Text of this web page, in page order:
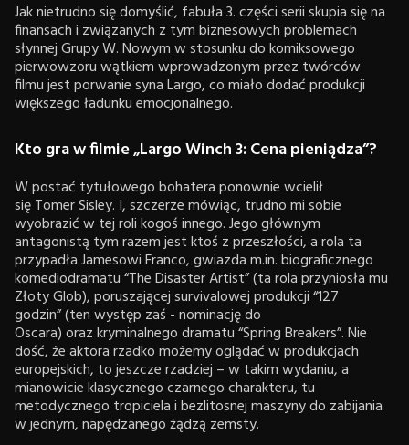
Jak nietrudno się domyślić, fabuła 3. części serii skupia się na
finansach i związanych z tym biznesowych problemach
słynnej Grupy W. Nowym w stosunku do komiksowego
pierwowzoru wątkiem wprowadzonym przez twórców
filmu jest porwanie syna Largo, co miało dodać produkcji
większego ładunku emocjonalnego.
Kto gra w filmie „Largo Winch 3: Cena pieniądza”?
W postać tytułowego bohatera ponownie wcielił
się Tomer Sisley. I, szczerze mówiąc, trudno mi sobie
wyobrazić w tej roli kogoś innego. Jego głównym
antagonistą tym razem jest ktoś z przeszłości, a rola ta
przypadła Jamesowi Franco, gwiazda m.in. biograficznego
komediodramatu “The Disaster Artist” (ta rola przyniosła mu
Złoty Glob), poruszającej survivalowej produkcji “127
godzin” (ten występ zaś - nominację do
Oscara) oraz kryminalnego dramatu “Spring Breakers”. Nie
dość, że aktora rzadko możemy oglądać w produkcjach
europejskich, to jeszcze rzadziej – w takim wydaniu, a
mianowicie klasycznego czarnego charakteru, tu
metodycznego tropiciela i bezlitosnej maszyny do zabijania
w jednym, napędzanego żądzą zemsty.